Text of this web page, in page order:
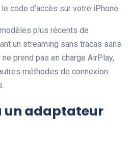
code d’accès sur votre iPhone.
plus récents de
un streaming sans tracas sans
prend pas en charge AirPlay,
méthodes de connexion
un adaptateur